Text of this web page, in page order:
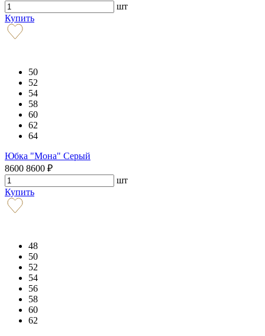
шт
Купить
50
52
54
58
60
62
64
Юбка "Мона" Серый
8600 8600 ₽
шт
Купить
48
50
52
54
56
58
60
62